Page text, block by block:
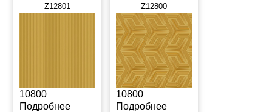
Z12801
10800
Подробнее
Z12800
10800
Подробнее